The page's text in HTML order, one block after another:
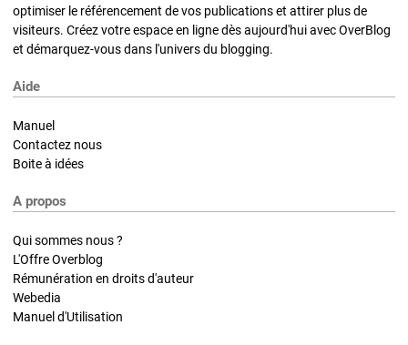
optimiser le référencement de vos publications et attirer plus de
visiteurs. Créez votre espace en ligne dès aujourd'hui avec OverBlog
et démarquez-vous dans l'univers du blogging.
Aide
Manuel
Contactez nous
Boite à idées
A propos
Qui sommes nous ?
L'Offre Overblog
Rémunération en droits d'auteur
Webedia
Manuel d'Utilisation